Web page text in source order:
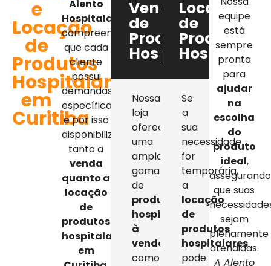
e
Locação
de
Produtos
Hospitalares
em
Curitiba
Alento
Hospitalar
compreendemos
que cada
cliente
possui
demandas
específicas,
e por isso
disponibilizamos
tanto a
venda
quanto a
locação
de
produtos
hospitalares
em
Venda
de
Produtos
Hospitalares
Nossa
loja
oferece
uma
ampla
gama
de
produtos
hospitalares
à
venda
como
Locação
de
Produtos
Se
a
sua
necessidade
for
temporária,
a
locação
de
produtos
hospitalares
pode
equipe
está
sempre
pronta
para
ajudar
na
escolha
do
produto
ideal,
assegurando
que suas
sejam
plenamente
atendidas.
A Alento